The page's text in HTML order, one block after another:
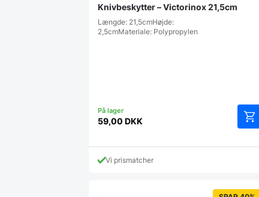
Knivbeskytter – Victorinox 21,5cm
Længde: 21,5cmHøjde:
2,5cmMateriale: Polypropylen
59,00 DKK
Vi prismatcher